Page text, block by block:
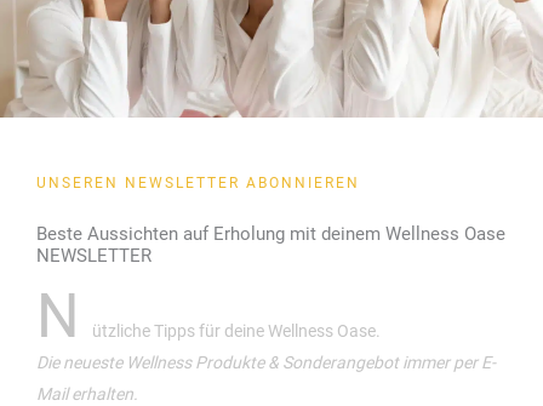
UNSEREN NEWSLETTER ABONNIEREN
Beste Aussichten auf Erholung mit deinem Wellness Oase
NEWSLETTER
N
ützliche Tipps für deine Wellness Oase.
Die neueste Wellness Produkte & Sonderangebot immer per E-
Mail erhalten.